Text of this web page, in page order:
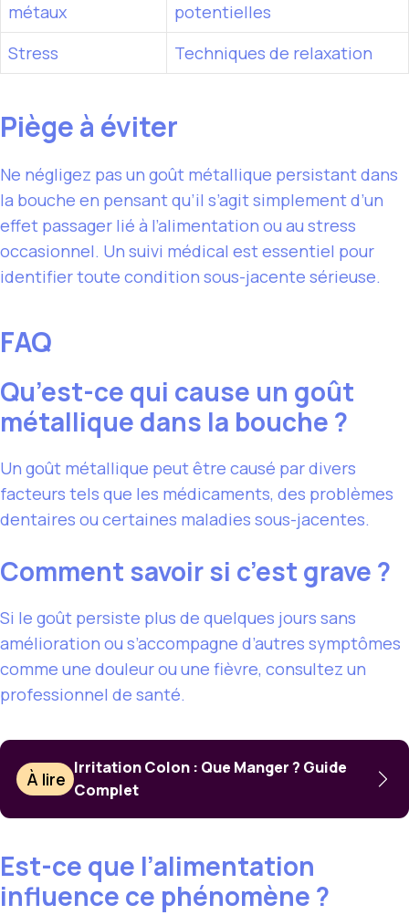
métaux
potentielles
Stress
Techniques de relaxation
Piège à éviter
Ne négligez pas un goût métallique persistant dans
la bouche en pensant qu’il s’agit simplement d’un
effet passager lié à l’alimentation ou au stress
occasionnel. Un suivi médical est essentiel pour
identifier toute condition sous-jacente sérieuse.
FAQ
Qu’est-ce qui cause un goût
métallique dans la bouche ?
Un goût métallique peut être causé par divers
facteurs tels que les médicaments, des problèmes
dentaires ou certaines maladies sous-jacentes.
Comment savoir si c’est grave ?
Si le goût persiste plus de quelques jours sans
amélioration ou s’accompagne d’autres symptômes
comme une douleur ou une fièvre, consultez un
professionnel de santé.
À lire
Irritation Colon : Que Manger ? Guide
Complet
Est-ce que l’alimentation
influence ce phénomène ?